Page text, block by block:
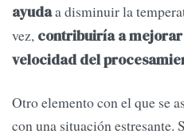
ayudaa disminuir la
vez, contribuiría a
velocidad del
Otro elemento con el que se
con una situación estresante.